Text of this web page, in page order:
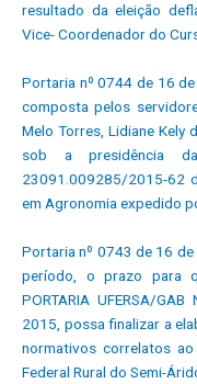
resultado da eleição
Vice- Coordenador do
Portaria nº 0744 de 16
composta pelos
Melo Torres, Lidiane Kely
sob a presidência
23091.009285/2015-62
em Agronomia expedido
Portaria nº 0743 de 16
período, o prazo para
PORTARIA UFERSA/
2015, possa finalizar a
normativos correlatos
Federal Rural do Semi-